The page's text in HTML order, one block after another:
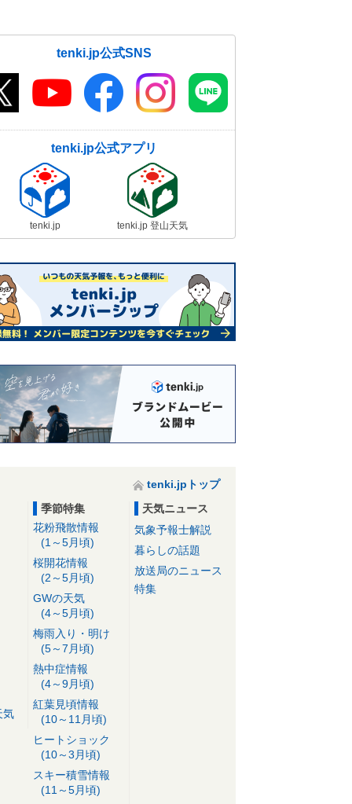
tenki.jp公式SNS
tenki.jp公式アプリ
tenki.jp tenki.jp 登山天気
tenki.jpトップ
気
季節特集
花粉飛散情報
(1～5月頃)
桜開花情報
(2～5月頃)
GWの天気
(4～5月頃)
梅雨入り・明け
(5～7月頃)
熱中症情報
(4～9月頃)
紅葉見頃情報
(10～11月頃)
ヒートショック
(10～3月頃)
スキー積雪情報
(11～5月頃)
天気ニュース
気象予報士解説
暮らしの話題
放送局のニュース
特集